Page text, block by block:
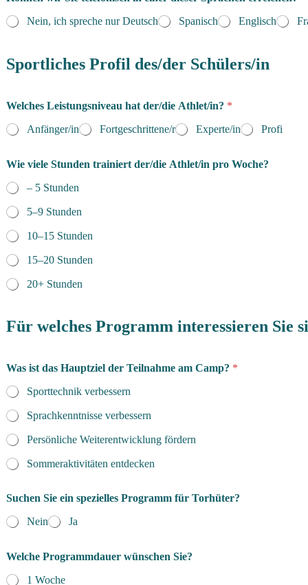
Nein, ich spreche nur Deutsch
Spanisch Englisch
Sportliches Profil des/der Schülers/in
Welches Leistungsniveau hat der/die Athlet/in? *
Anfänger/in
Fortgeschrittene/r Experte/in Profi
Wie viele Stunden trainiert der/die Athlet/in pro Woche?
– 5 Stunden
5–9 Stunden
10–15 Stunden
15–20 Stunden
20+ Stunden
ü
n
h
e
n
d
s
d
A
t
h
e
e
Für welches Programm interessieren Sie
Was ist das Hauptziel der Teilnahme am Camp? *
Sporttechnik verbessern
Sprachkenntnisse verbessern
Persönliche Weiterentwicklung fördern
Sommeraktivitäten entdecken
Suchen Sie ein spezielles Programm für Torhüter?
Nein
Ja
Welche Programmdauer wünschen Sie?
1 Woche